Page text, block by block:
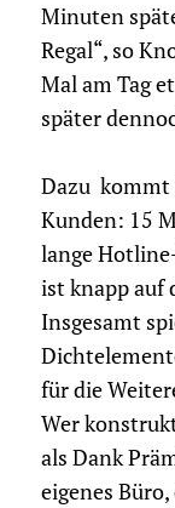
Minuten
Regal“, so
Mal am Tag
später
Dazu kommt
Kunden: 15
lange
ist knapp auf
Insgesamt
für die
Wer
als Dank
eigenes